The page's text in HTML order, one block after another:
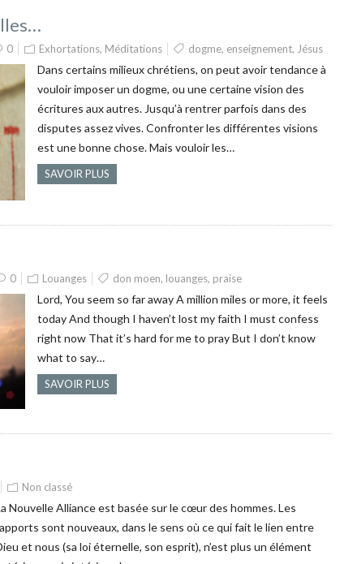
0 Exhortations, Méditations dogme, enseignement, Jésus
Dans certains milieux chrétiens, on peut avoir tendance à
vouloir imposer un dogme, ou une certaine vision des
écritures aux autres. Jusqu’à rentrer parfois dans des
disputes assez vives. Confronter les différentes visions
est une bonne chose. Mais vouloir les…
SAVOIR PLUS
0 Louanges don moen, louanges, praise
Lord, You seem so far away A million miles or more, it feels
today And though I haven’t lost my faith I must confess
right now That it’s hard for me to pray But I don’t know
what to say…
SAVOIR PLUS
Non classé
Nouvelle Alliance est basée sur le cœur des hommes. Les
sont nouveaux, dans le sens où ce qui fait le lien entre
et nous (sa loi éternelle, son esprit), n’est plus un élément